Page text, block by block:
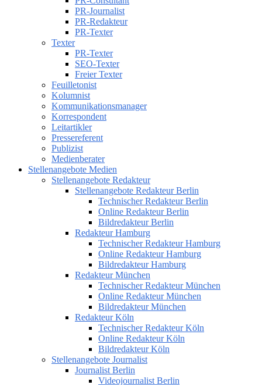
PR-Journalist
PR-Redakteur
PR-Texter
Texter
PR-Texter
SEO-Texter
Freier Texter
Feuilletonist
Kolumnist
Kommunikationsmanager
Korrespondent
Leitartikler
Pressereferent
Publizist
Medienberater
Stellenangebote Medien
Stellenangebote Redakteur
Stellenangebote Redakteur Berlin
Technischer Redakteur Berlin
Online Redakteur Berlin
Bildredakteur Berlin
Redakteur Hamburg
Technischer Redakteur Hamburg
Online Redakteur Hamburg
Bildredakteur Hamburg
Redakteur München
Technischer Redakteur München
Online Redakteur München
Bildredakteur München
Redakteur Köln
Technischer Redakteur Köln
Online Redakteur Köln
Bildredakteur Köln
Stellenangebote Journalist
Journalist Berlin
Videojournalist Berlin